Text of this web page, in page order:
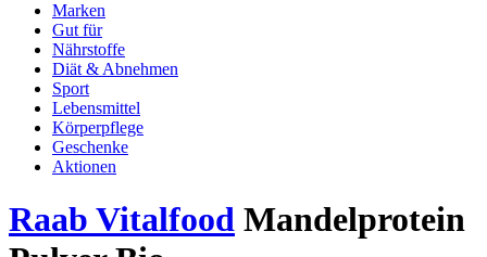
Marken
Gut für
Nährstoffe
Diät & Abnehmen
Sport
Lebensmittel
Körperpflege
Geschenke
Aktionen
Raab Vitalfood Mandelprotein